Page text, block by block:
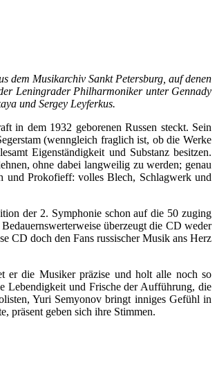
dem Musikarchiv Sankt Petersburg, auf denen
Leningrader Philharmoniker unter Gennady
und Sergey Leyferkus.
in dem 1932 geborenen Russen steckt. Sein
(wenngleich fraglich ist, ob die Werke
Eigenständigkeit und Substanz besitzen.
ohne dabei langweilig zu werden; genau
und Prokofieff: volles Blech, Schlagwerk und
der 2. Symphonie schon auf die 50 zuging
überzeugt die CD weder
CD doch den Fans russischer Musik ans Herz
er die Musiker präzise und holt alle noch so
Lebendigkeit und Frische der Aufführung, die
Yuri Semyonov bringt inniges Gefühl in
präsent geben sich ihre Stimmen.